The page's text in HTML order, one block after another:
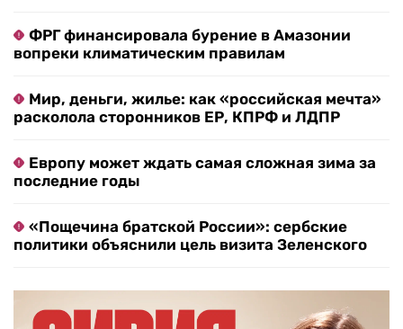
ФРГ финансировала бурение в Амазонии
вопреки климатическим правилам
Мир, деньги, жилье: как «российская мечта»
расколола сторонников ЕР, КПРФ и ЛДПР
Европу может ждать самая сложная зима за
последние годы
«Пощечина братской России»: сербские
политики объяснили цель визита Зеленского